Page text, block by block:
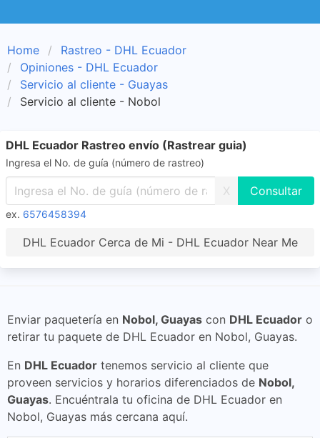
Home
Rastreo - DHL Ecuador
Opiniones - DHL Ecuador
Servicio al cliente - Guayas
Servicio al cliente - Nobol
DHL Ecuador Rastreo envío (Rastrear guia)
Ingresa el No. de guía (número de rastreo)
X
ex. 6576458394
DHL Ecuador Cerca de Mi - DHL Ecuador Near Me
Enviar paquetería en Nobol, Guayas con DHL Ecuador o
retirar tu paquete de DHL Ecuador en Nobol, Guayas.
En DHL Ecuador tenemos servicio al cliente que
proveen servicios y horarios diferenciados de Nobol,
Guayas. Encuéntrala tu oficina de DHL Ecuador en
Nobol, Guayas más cercana aquí.